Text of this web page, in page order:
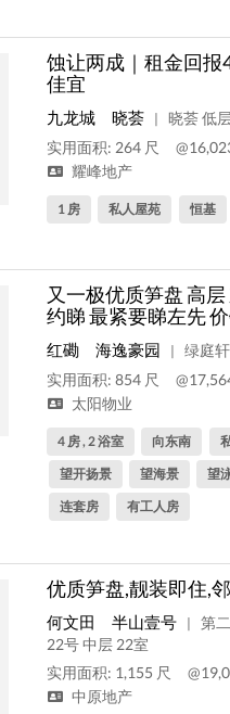
蚀让两成｜租金回报
佳宜
九龙城 晓荟 |
晓荟 低
实用面积: 264 尺
耀峰地产
1 房 私人屋苑 恒基
又一极优质笋盘 高
约睇 最紧要睇左先
红磡 海逸豪园 |
绿庭
实用面积: 854 尺
太阳物业
4 房 , 2 浴室 向东南
望开扬景
望海景 望
连套房
有工人房
优质笋盘,靓装即住,
何文田 半山壹号 |
第
22号 中层 22室
实用面积: 1,155 尺
中原地产